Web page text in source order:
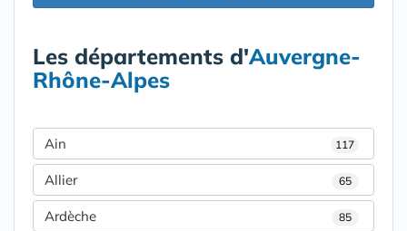
Les départements d'Auvergne-
Rhône-Alpes
Ain 117
Allier 65
Ardèche 85